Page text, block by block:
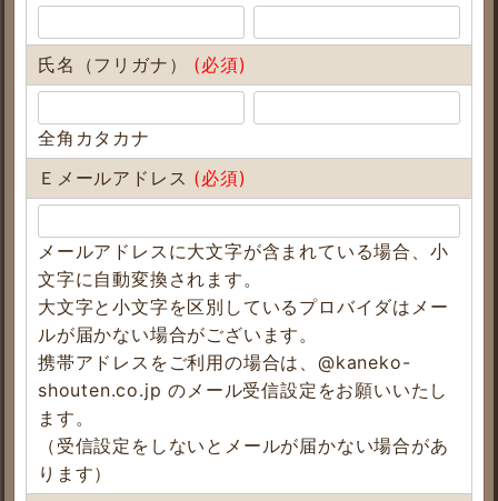
氏名（フリガナ） (必須)
全角カタカナ
Ｅメールアドレス (必須)
メールアドレスに大文字が含まれている場合、小
文字に自動変換されます。
大文字と小文字を区別しているプロバイダはメー
ルが届かない場合がございます。
携帯アドレスをご利用の場合は、@kaneko-
shouten.co.jp のメール受信設定をお願いいたし
ます。
（受信設定をしないとメールが届かない場合があ
ります）